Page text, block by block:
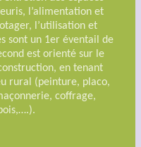
l’alimentation et
l’utilisation et
sont un 1er éventail de
est orienté sur le
en tenant
rural (peinture, placo,
coffrage,